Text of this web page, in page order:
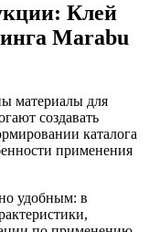
Клей
Marabu
материалы для
создавать
каталога
применения
удобным: в